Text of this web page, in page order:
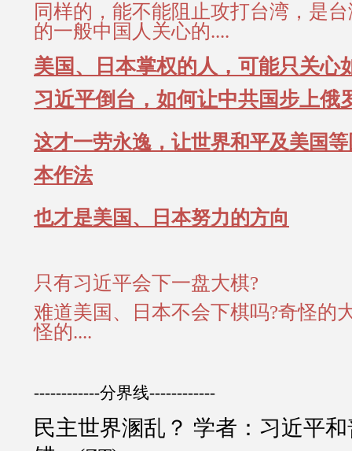
同样的，能不能阻止攻打台湾，是
的一般中国人关心的....
美国、日本掌权的人，可能只关心
习近平倒台，如何让中共国步上俄
这才一劳永逸，让世界和平及美国
本作法
也才是美国、日本努力的方向
只有习近平会下一盘大棋?
难道美国、日本不会下棋吗?奇怪的
怪的....
------------分界线------------
民主世界溷乱？ 学者：习近平